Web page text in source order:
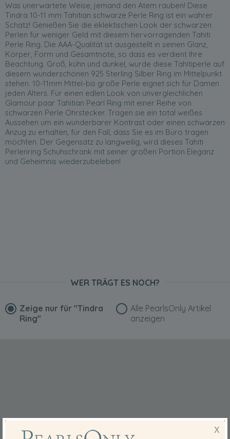
Was unerwartete Weise, jemand den Atem rauben! Diese
Tindra 10-11 mm Tahitian schwarze Perle Ring ist ein wahrer
Schatz! Genießen Sie die eklektischen Look der schwarzen
Perlen für weniger Geld mit diesem hervorragenden Tahiti
Perle Ring. Die AAA-Qualität ist ausgestellt in seinen Glanz,
Körper, Form und Gesamtnote, so dass es verdient Ihre
Beachtung. Groß, kühn und dunkel, wurde diese Tahitiperle auf
diesem wunderschönen 925 Sterling Silber Ring im Mittelpunkt
stehen. 10-11mm Mittel-bis große Perle eignet sich für Damen
jeden Alters. Für einen edlen Look von unvergleichlichen
Glamour paar Tahitian Pearl Ring mit einer Reihe von
schwarzen Perle Ohrstecker. Tragen sie ein total weißes
Aussehen um ein wunderbarer Kontrast oder einen schwarzen
Anzug zu erhalten, für den Fall, dass Sie es im Büro tragen
möchten. Der Gegensatz zu langweilig, wird dieses Tahiti
Perlenring Schuhschrank mit seiner großen Portion Eleganz
und Geheimnis wiederzubeleben!
WER TRÄGT ES NOCH?
Zeige nur für "Tindra
Ring"
Alle PearlsOnly Artikel
anzeigen
X